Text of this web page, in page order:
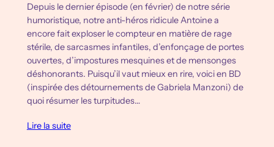
Depuis le dernier épisode (en février) de notre série
humoristique, notre anti-héros ridicule Antoine a
encore fait exploser le compteur en matière de rage
stérile, de sarcasmes infantiles, d’enfonçage de portes
ouvertes, d’impostures mesquines et de mensonges
déshonorants. Puisqu’il vaut mieux en rire, voici en BD
(inspirée des détournements de Gabriela Manzoni) de
quoi résumer les turpitudes…
Lire la suite